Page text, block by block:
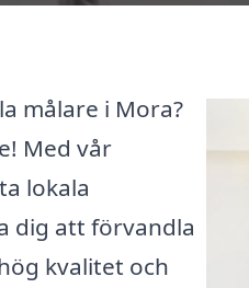
målare i Mora?
Med vår
lokala
dig att förvandla
kvalitet och